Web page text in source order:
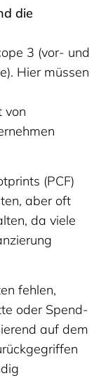
die
3 (vor- und
Hier müssen
von
(PCF)
aber oft
da viele
fehlen,
oder Spend-
auf dem